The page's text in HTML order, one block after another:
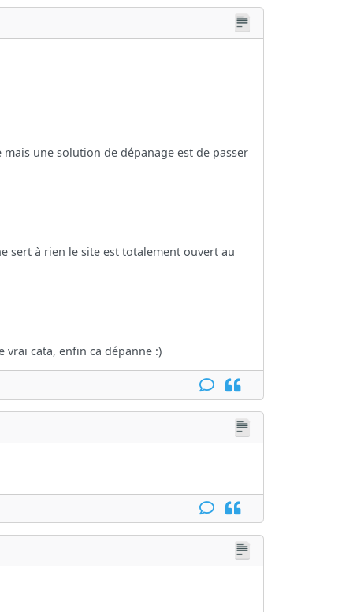
une solution de dépanage est de passer
sert à rien le site est totalement ouvert au
vrai cata, enfin ca dépanne :)